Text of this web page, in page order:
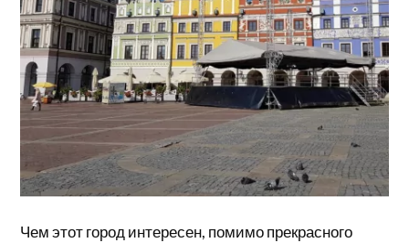
Чем этот город интересен, помимо прекрасного